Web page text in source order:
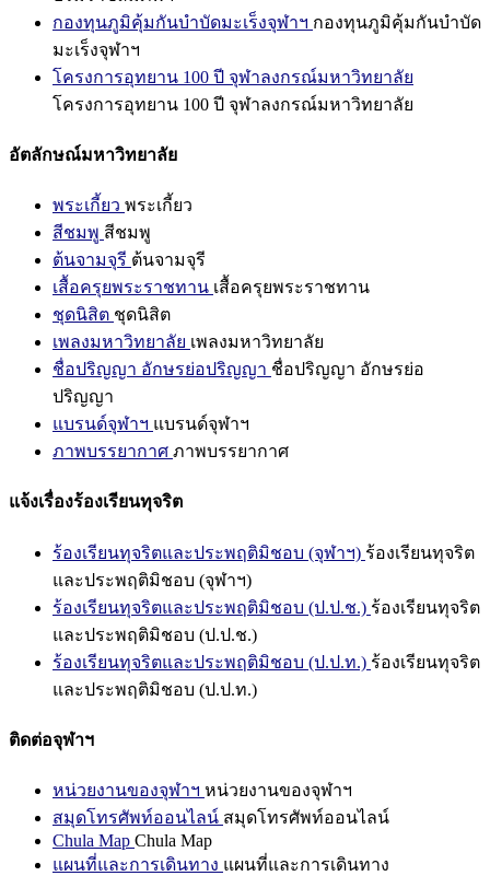
กองทุนภูมิคุ้มกันบำบัดมะเร็งจุฬาฯ กองทุนภูมิคุ้มกันบำบัด
มะเร็งจุฬาฯ
โครงการอุทยาน 100 ปี จุฬาลงกรณ์มหาวิทยาลัย
โครงการอุทยาน 100 ปี จุฬาลงกรณ์มหาวิทยาลัย
อัตลักษณ์มหาวิทยาลัย
พระเกี้ยว พระเกี้ยว
สีชมพู สีชมพู
ต้นจามจุรี ต้นจามจุรี
เสื้อครุยพระราชทาน เสื้อครุยพระราชทาน
ชุดนิสิต ชุดนิสิต
เพลงมหาวิทยาลัย เพลงมหาวิทยาลัย
ชื่อปริญญา อักษรย่อปริญญา ชื่อปริญญา อักษรย่อ
ปริญญา
แบรนด์จุฬาฯ แบรนด์จุฬาฯ
ภาพบรรยากาศ ภาพบรรยากาศ
แจ้งเรื่องร้องเรียนทุจริต
ร้องเรียนทุจริตและประพฤติมิชอบ (จุฬาฯ) ร้องเรียนทุจริต
และประพฤติมิชอบ (จุฬาฯ)
ร้องเรียนทุจริตและประพฤติมิชอบ (ป.ป.ช.) ร้องเรียนทุจริต
และประพฤติมิชอบ (ป.ป.ช.)
ร้องเรียนทุจริตและประพฤติมิชอบ (ป.ป.ท.) ร้องเรียนทุจริต
และประพฤติมิชอบ (ป.ป.ท.)
ติดต่อจุฬาฯ
หน่วยงานของจุฬาฯ หน่วยงานของจุฬาฯ
สมุดโทรศัพท์ออนไลน์ สมุดโทรศัพท์ออนไลน์
Chula Map Chula Map
แผนที่และการเดินทาง แผนที่และการเดินทาง